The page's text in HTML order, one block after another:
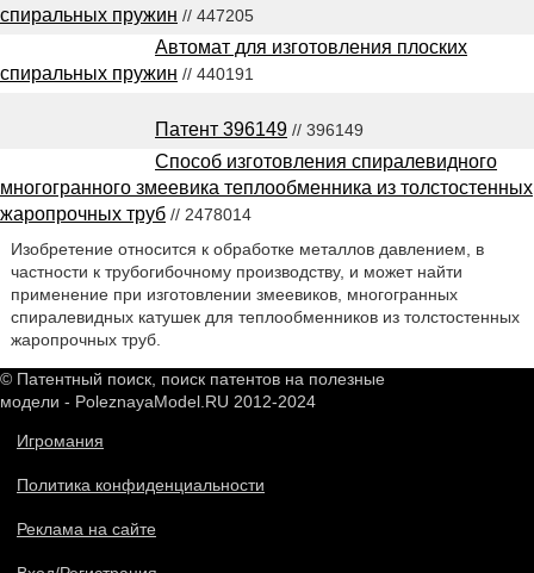
спиральных пружин // 447205
Автомат для изготовления плоских
спиральных пружин // 440191
Патент 396149 // 396149
Способ изготовления спиралевидного
многогранного змеевика теплообменника из толстостенных
жаропрочных труб // 2478014
Изобретение относится к обработке металлов давлением, в
частности к трубогибочному производству, и может найти
применение при изготовлении змеевиков, многогранных
спиралевидных катушек для теплообменников из толстостенных
жаропрочных труб.
© Патентный поиск, поиск патентов на полезные
модели - PoleznayaModel.RU 2012-2024
Игромания
Политика конфиденциальности
Реклама на сайте